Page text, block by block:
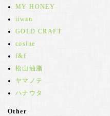
MY HONEY
iiwan
GOLD CRAFT
cosine
f&f
松山油脂
ヤマノテ
ハナウタ
Other